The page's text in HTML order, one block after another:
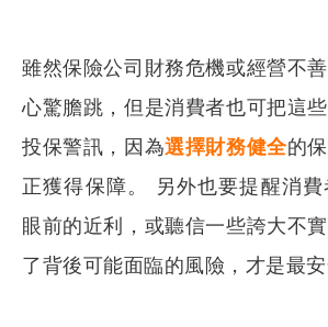
雖然保險公司財務危機或經營不
心驚膽跳，但是消費者也可把這
投保警訊，因為選擇財務健全的
正獲得保障。 另外也要提醒消
眼前的近利，或聽信一些誇大不
了背後可能面臨的風險，才是最安